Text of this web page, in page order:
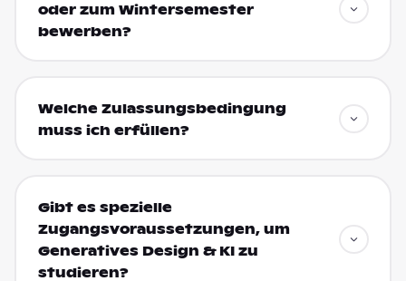
oder zum Wintersemester
bewerben?
Welche Zulassungsbedingung
muss ich erfüllen?
Gibt es spezielle
Zugangsvoraussetzungen, um
Generatives Design & KI zu
studieren?